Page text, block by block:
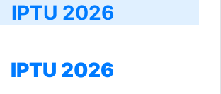
IPTU 2026
IPTU 2026